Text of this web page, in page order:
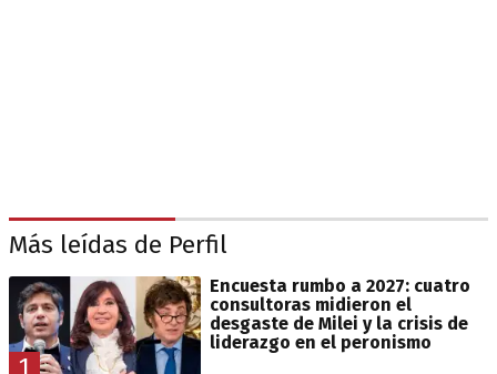
Más leídas de Perfil
1
Encuesta rumbo a 2027: cuatro
consultoras midieron el
desgaste de Milei y la crisis de
liderazgo en el peronismo